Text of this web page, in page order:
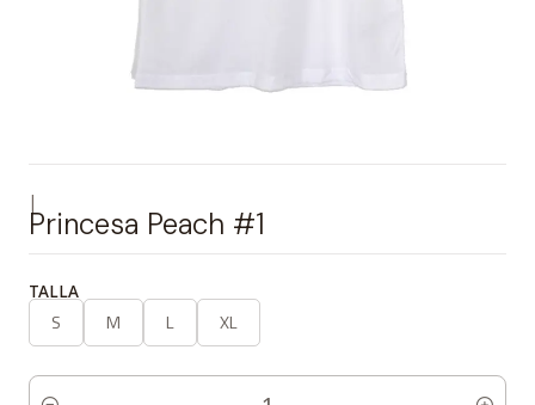
|
Princesa Peach #1
TALLA
S M L XL